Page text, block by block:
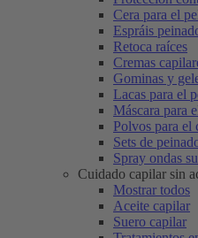
Cera para el
Espráis
Retoca raíces
Cremas
Gominas y
Lacas para el
Máscara para
Polvos para el
Sets de
Spray ondas
Cuidado capilar sin
Mostrar todos
Aceite capilar
Suero capilar